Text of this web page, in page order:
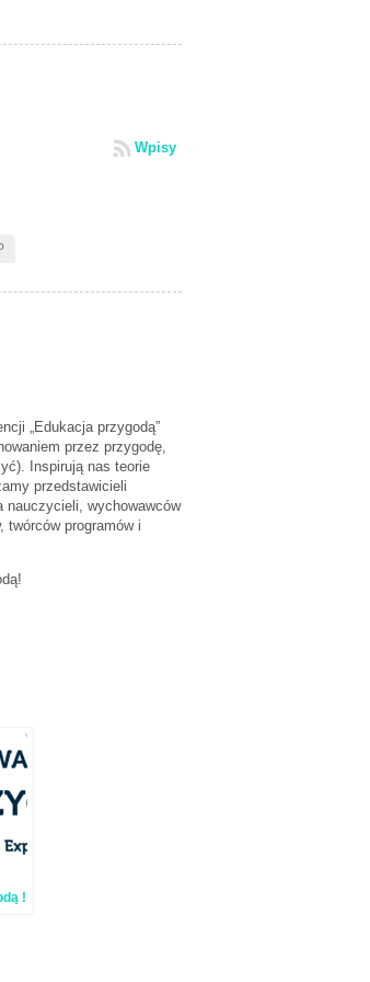
Wpisy
„Edukacja przygodą”
przez przygodę,
Inspirują nas teorie
przedstawicieli
nauczycieli, wychowawców
twórców programów i
!